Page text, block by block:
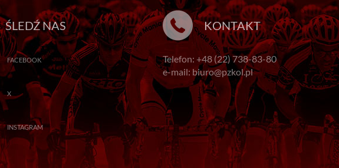
ŚLEDŹ NAS
FACEBOOK
X
INSTAGRAM
KONTAKT
Telefon: +48 (22) 738-83-80
e-mail: biuro@pzkol.pl